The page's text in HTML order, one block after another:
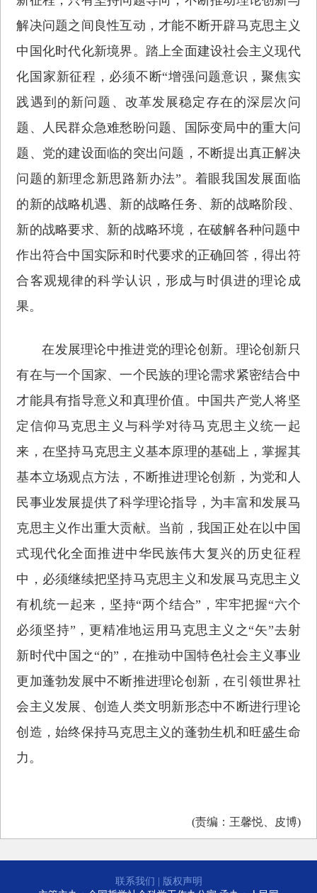
解决问题之间良性互动，才能不断开辟马克思主义
中国化时代化新境界。踏上全面建设社会主义现代
化国家新征程，必须不断“增强问题意识，聚焦实
践遇到的新问题、改革发展稳定存在的深层次问
题、人民群众急难愁盼问题、国际变局中的重大问
题、党的建设面临的突出问题，不断提出真正解决
问题的新理念新思路新办法”。着眼我国发展面临
的新的战略机遇、新的战略任务、新的战略阶段、
新的战略要求、新的战略环境，在破解各种问题中
作出符合中国实际和时代要求的正确回答，得出符
合客观规律的科学认识，形成与时俱进的理论成
果。
在发展理论中推进党的理论创新。理论创新只
有在与一个国家、一个民族的理论需求紧密结合中
才能具有指导意义和真理价值。中国共产党人将坚
定信仰马克思主义与科学对待马克思主义统一起
来，在坚持马克思主义基本原理的基础上，掌握其
基本立场观点方法，不断推进理论创新，为党和人
民事业发展提供了科学理论指导，为丰富和发展马
克思主义作出重大贡献。当前，我国正处在以中国
式现代化全面推进中华民族伟大复兴的历史征程
中，必须继续把坚持马克思主义和发展马克思主义
有机统一起来，坚持“两个结合”，牢牢把握“六个
必须坚持”，更精准地运用马克思主义之“矢”去射
新时代中国之“的”，在推动中国特色社会主义事业
更加蓬勃发展中不断推进理论创新，在引领世界社
会主义发展、创造人类文明新形态中不断进行理论
创造，始终保持马克思主义的蓬勃生机和旺盛生命
力。
(责编：王馨悦、皮博)
联系我们
版权声明